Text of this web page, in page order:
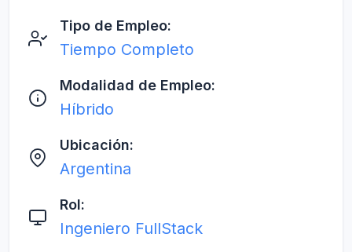
Tipo de Empleo:
Tiempo Completo
Modalidad de Empleo:
Híbrido
Ubicación:
Argentina
Rol:
Ingeniero FullStack